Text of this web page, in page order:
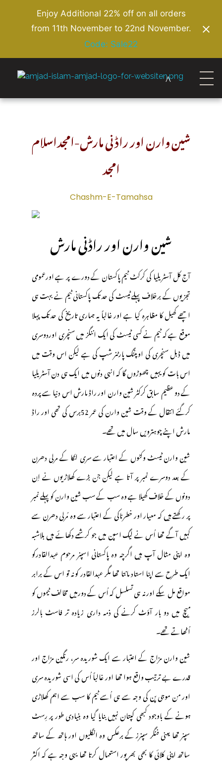
Enjoy Additional 22% off on all orders
from 11th November to 22nd November.
Code: Sale22
شین وارن اور راڈنی مارش-امجداسلام
امجد
Chashm-E-Tamahsa
شین وارن اور راڈنی مارش
آج کل آسٹریلیا کی کرکٹ ٹیم پاکستان کے دورے پر ہے اورعمومی
تجزیوں کے برخلاف پہلے ٹیسٹ کی حد تک پاکستانی ٹیم نے بہت ہی
اچھے کھیل کا مظاہرہ کیا ہے اور غالباً یہ ہماری تاریخ کی حد تک پہلا
موقع ہے کہ ٹیم نے کسی ٹیسٹ کی ایک اننگز میں سنچری اوردوسری
میں ڈبل سنچری کی اوپننگ پارٹنر شپ کی ہے لیکن اس وقت میں
اس بات کو یہیں چھوڑوں گا کہ انہی دنوں میں ایک ہی دن آسٹریلیا
کے دو عظیم سابق کرکٹر شین وارن اور راڈ مارش اس دنیا سے پردہ
کرگئے انتقال کے وقت شین وارن کی عمر 52برس کی تھی اور راڈ
مارش اپنے چوہترویں سال میں تھے۔
شین وارن ٹیسٹ وکٹوں کے اعتبار سے سری لنکا کے مرلی دھرن
کے بعد دوسرے نمبر پر آتا ہے لیکن جن بڑے کھلاڑیوں نے اِن
دونوں کے خلاف کھیلا ہے وہ سب کے سب شین وارن کو پہلے نمبر
پر رکھتے ہیں کہ معیار اور خطرناکی کے اعتبار سے وہ مُرلی دھرن سے
کہیں آگے تھا اُس نے لیگ اسپن میں جو کرشمے دکھائے ہیں بلاشبہ
وہ اپنی مثال آپ ہیں اگرچہ وہ پاکستانی اسپنر مرحوم عبدالقادرکو
ایک طرح سے اپنا استاد مانتا تھا مگر عبدالقادر کو نہ تو اس کے برابر
مواقع مل سکے اور نہ ہی تسلسل کہ اُس کے دورمیں مخالف ٹیموں کو
میچ میں دو بار آؤٹ کرنے کی ذمہ داری زیادہ تر فاسٹ بالرز
اُٹھاتے تھے۔
شین وارن مزاج کے اعتبار سے ایک شوریدہ سر، رنگین مزاج اور
قدرے بے ترتیب واقع ہوا تھا اور غالباً اُس کی اسی شوریدہ سری
اور من موجی پن کی وجہ سے ہی اُسے ٹیم کا سب سے اہم کھلاڑی
ہونے کے باوجود کبھی کپتان نہیں بنایا گیا وہ بنیادی طور پر رِسٹ
سپنر تھا یعنی فنگر سپنرز کے برعکس وہ انگلیوں اور ہاتھ کے ساتھ
ساتھ اپنی کلائی کا بھی بھرپور استعمال کرتا تھا یہی وجہ ہے کہ اکثر